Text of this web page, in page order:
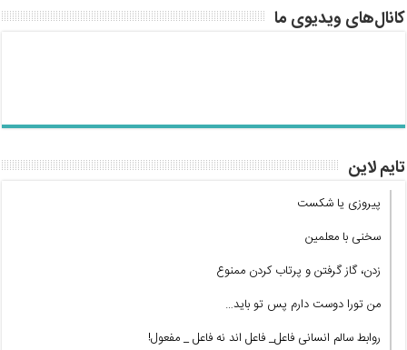
کانال‌های ویدیوی ما
تایم لاین
پیروزی یا شکست
سخنی با معلمین
زدن، گاز گرفتن و پرتاب کردن ممنوع
من تورا دوست دارم پس تو باید…
روابط سالم انسانی فاعل_ فاعل اند نه فاعل _ مفعول!